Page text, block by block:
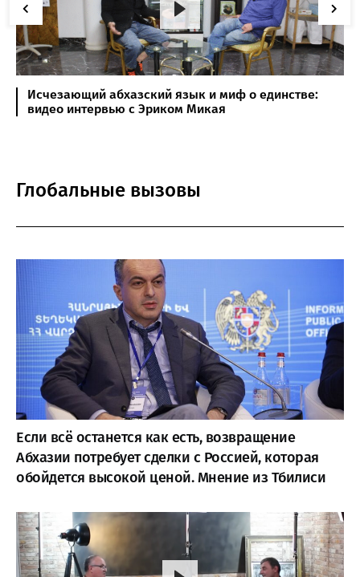
Исчезающий абхазский язык и миф о единстве:
видео интервью с Эриком Микая
Глобальные вызовы
Если всё останется как есть, возвращение
Абхазии потребует сделки с Россией, которая
обойдется высокой ценой. Мнение из Тбилиси